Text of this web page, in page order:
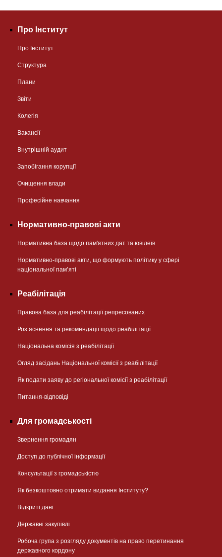
Про Інститут
Про Інститут
Структура
Плани
Звіти
Колегія
Вакансії
Внутрішній аудит
Запобігання корупції
Очищення влади
Професійне навчання
Нормативно-правові акти
Нормативна база щодо пам'ятних дат та ювілеїв
Нормативно-правові акти, що формують політику у сфері
національної памʼяті
Реабілітація
Правова база для реабілітації репресованих
Розʼяснення та рекомендації щодо реабілітації
Національна комісія з реабілітації
Огляд засідань Національної комісії з реабілітації
Як подати заяву до регіональної комісії з реабілітації
Питання-відповіді
Для громадськості
Звернення громадян
Доступ до публічної інформації
Консультації з громадськістю
Як безкоштовно отримати видання Інституту?
Відкриті дані
Державні закупівлі
Робоча група з розгляду документів на право перетинання
державного кордону